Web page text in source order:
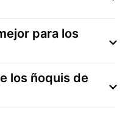
para los
los ñoquis de